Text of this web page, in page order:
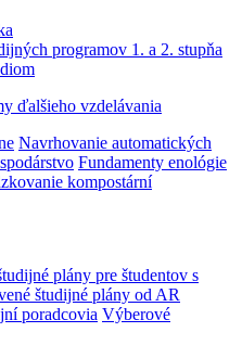
programov 1. a 2. stupňa
ďalšieho vzdelávania
Navrhovanie automatických
Fundamenty enológie
kompostární
plány pre študentov s
študijné plány od AR
poradcovia Výberové